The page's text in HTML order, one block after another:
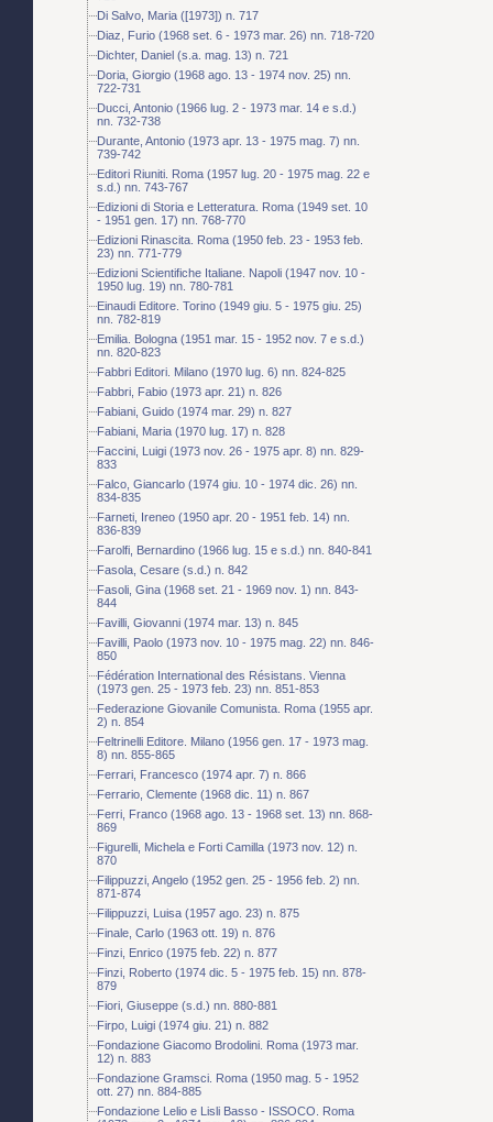
Di Salvo, Maria ([1973]) n. 717
Diaz, Furio (1968 set. 6 - 1973 mar. 26) nn. 718-720
Dichter, Daniel (s.a. mag. 13) n. 721
Doria, Giorgio (1968 ago. 13 - 1974 nov. 25) nn.
722-731
Ducci, Antonio (1966 lug. 2 - 1973 mar. 14 e s.d.)
nn. 732-738
Durante, Antonio (1973 apr. 13 - 1975 mag. 7) nn.
739-742
Editori Riuniti. Roma (1957 lug. 20 - 1975 mag. 22 e
s.d.) nn. 743-767
Edizioni di Storia e Letteratura. Roma (1949 set. 10
- 1951 gen. 17) nn. 768-770
Edizioni Rinascita. Roma (1950 feb. 23 - 1953 feb.
23) nn. 771-779
Edizioni Scientifiche Italiane. Napoli (1947 nov. 10 -
1950 lug. 19) nn. 780-781
Einaudi Editore. Torino (1949 giu. 5 - 1975 giu. 25)
nn. 782-819
Emilia. Bologna (1951 mar. 15 - 1952 nov. 7 e s.d.)
nn. 820-823
Fabbri Editori. Milano (1970 lug. 6) nn. 824-825
Fabbri, Fabio (1973 apr. 21) n. 826
Fabiani, Guido (1974 mar. 29) n. 827
Fabiani, Maria (1970 lug. 17) n. 828
Faccini, Luigi (1973 nov. 26 - 1975 apr. 8) nn. 829-
833
Falco, Giancarlo (1974 giu. 10 - 1974 dic. 26) nn.
834-835
Farneti, Ireneo (1950 apr. 20 - 1951 feb. 14) nn.
836-839
Farolfi, Bernardino (1966 lug. 15 e s.d.) nn. 840-841
Fasola, Cesare (s.d.) n. 842
Fasoli, Gina (1968 set. 21 - 1969 nov. 1) nn. 843-
844
Favilli, Giovanni (1974 mar. 13) n. 845
Favilli, Paolo (1973 nov. 10 - 1975 mag. 22) nn. 846-
850
Fédération International des Résistans. Vienna
(1973 gen. 25 - 1973 feb. 23) nn. 851-853
Federazione Giovanile Comunista. Roma (1955 apr.
2) n. 854
Feltrinelli Editore. Milano (1956 gen. 17 - 1973 mag.
8) nn. 855-865
Ferrari, Francesco (1974 apr. 7) n. 866
Ferrario, Clemente (1968 dic. 11) n. 867
Ferri, Franco (1968 ago. 13 - 1968 set. 13) nn. 868-
869
Figurelli, Michela e Forti Camilla (1973 nov. 12) n.
870
Filippuzzi, Angelo (1952 gen. 25 - 1956 feb. 2) nn.
871-874
Filippuzzi, Luisa (1957 ago. 23) n. 875
Finale, Carlo (1963 ott. 19) n. 876
Finzi, Enrico (1975 feb. 22) n. 877
Finzi, Roberto (1974 dic. 5 - 1975 feb. 15) nn. 878-
879
Fiori, Giuseppe (s.d.) nn. 880-881
Firpo, Luigi (1974 giu. 21) n. 882
Fondazione Giacomo Brodolini. Roma (1973 mar.
12) n. 883
Fondazione Gramsci. Roma (1950 mag. 5 - 1952
ott. 27) nn. 884-885
Fondazione Lelio e Lisli Basso - ISSOCO. Roma